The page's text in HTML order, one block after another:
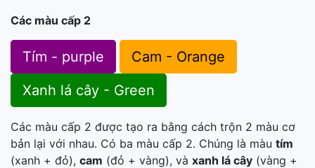
Các màu cấp 2
Tím - purple
Cam - Orange
Xanh lá cây - Green
Các màu cấp 2 được tạo ra bằng cách trộn 2 màu cơ
bản lại với nhau. Có ba màu cấp 2. Chúng là màu tím
(xanh + đỏ), cam (đỏ + vàng), và xanh lá cây (vàng +